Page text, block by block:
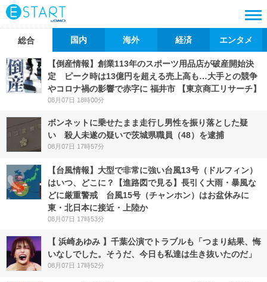
総合 国内 海外 経済 エンタメ
【倒産情報】創業113年のスポーツ用品店が破産開始決
定 ピーク時は13億円を超える売上高も…大手との競争
やコロナ禍の影響で赤字に 福井市 【東京商工リサーチ】
08月07日 18時00分
ボンネットに乗せたまま走行し男性を振り落とした疑
い 殺人未遂の疑いで茨城県職員（48）を逮捕
08月07日 17時57分
【台風情報】大型で非常に強い台風13号（ドルフィン）
はいつ、どこに？【進路図で見る】長引く大雨・暴風な
どに厳重警戒 台風15号（チャンホン）はお盆休みに
東・北日本に接近・上陸か
08月07日 17時53分
【 浜崎あゆみ 】千葉公演でトラブルも「つまり結果、悔
いなしでした。そうだ、今日も私達は生き抜いたのだ」
08月07日 17時52分